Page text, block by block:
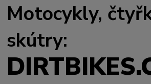
Motocykly,
skútry: